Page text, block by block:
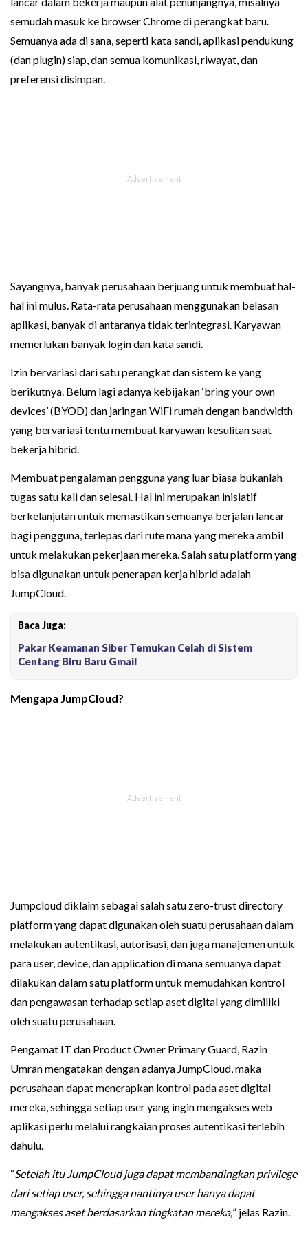
semudah masuk ke browser Chrome di perangkat baru.
Semuanya ada di sana, seperti kata sandi, aplikasi pendukung
(dan plugin) siap, dan semua komunikasi, riwayat, dan
preferensi disimpan.
Sayangnya, banyak perusahaan berjuang untuk membuat hal-
hal ini mulus. Rata-rata perusahaan menggunakan belasan
aplikasi, banyak di antaranya tidak terintegrasi. Karyawan
memerlukan banyak login dan kata sandi.
Izin bervariasi dari satu perangkat dan sistem ke yang
berikutnya. Belum lagi adanya kebijakan ‘bring your own
devices’ (BYOD) dan jaringan WiFi rumah dengan bandwidth
yang bervariasi tentu membuat karyawan kesulitan saat
bekerja hibrid.
Membuat pengalaman pengguna yang luar biasa bukanlah
tugas satu kali dan selesai. Hal ini merupakan inisiatif
berkelanjutan untuk memastikan semuanya berjalan lancar
bagi pengguna, terlepas dari rute mana yang mereka ambil
untuk melakukan pekerjaan mereka. Salah satu platform yang
bisa digunakan untuk penerapan kerja hibrid adalah
JumpCloud.
Baca Juga:
Pakar Keamanan Siber Temukan Celah di Sistem
Centang Biru Baru Gmail
Mengapa JumpCloud?
Jumpcloud diklaim sebagai salah satu zero-trust directory
platform yang dapat digunakan oleh suatu perusahaan dalam
melakukan autentikasi, autorisasi, dan juga manajemen untuk
para user, device, dan application di mana semuanya dapat
dilakukan dalam satu platform untuk memudahkan kontrol
dan pengawasan terhadap setiap aset digital yang dimiliki
oleh suatu perusahaan.
Pengamat IT dan Product Owner Primary Guard, Razin
Umran mengatakan dengan adanya JumpCloud, maka
perusahaan dapat menerapkan kontrol pada aset digital
mereka, sehingga setiap user yang ingin mengakses web
aplikasi perlu melalui rangkaian proses autentikasi terlebih
dahulu.
“Setelah itu JumpCloud juga dapat membandingkan privilege
dari setiap user, sehingga nantinya user hanya dapat
mengakses aset berdasarkan tingkatan mereka,” jelas Razin.